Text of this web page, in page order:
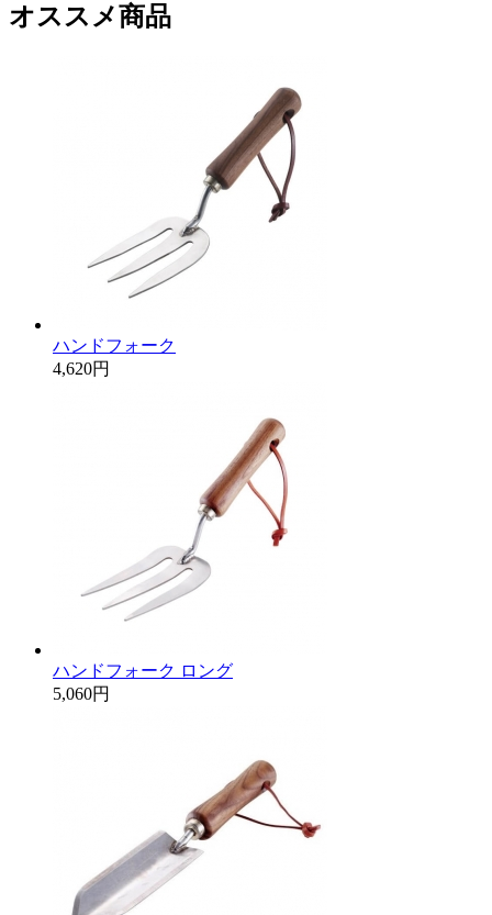
オススメ商品
ハンドフォーク
4,620円
ハンドフォーク ロング
5,060円